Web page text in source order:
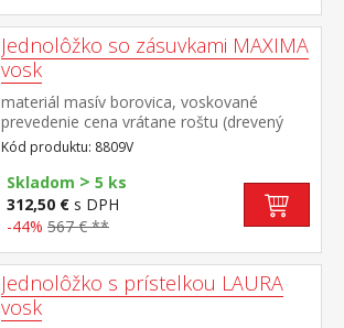
prístelku 10 cm
Jednolôžko so zásuvkami MAXIMA
vosk
materiál masív borovica, voskované
prevedenie cena vrátane roštu (drevený
latkový), matrac nie je v cene odporúčaný
rozmer matraca 90 × 200 cm (M2, M5, M9,
M12, M24, M26) praktické úložné priestory
pod posteľou (5 zásuviek) v cene
Kód produktu: 8809V
Skladom > 5 ks
312,50 € s DPH
-44% 567 € **
Jednolôžko s prístelkou LAURA
vosk